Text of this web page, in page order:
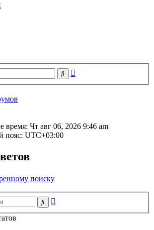
Поиск
время: Чт авг 06, 2026 9:46 am
пояс: UTC+03:00
поиску
Поиск